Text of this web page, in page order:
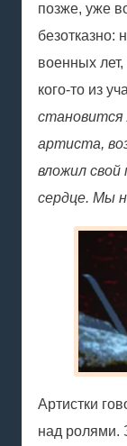
позже, уже
безотказно:
военных
кого-то из
становится
артиста,
вложил
сердце. Мы
Артистки
над ролями.